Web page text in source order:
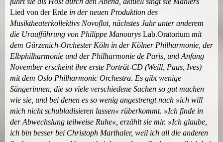
Lied von der Erde in der neuen Produktion des
Musiktheaterkollektivs Novoflot, nächstes Jahr unter anderem
die Uraufführung von Philippe Manourys Lab.Oratorium mit
dem Gürzenich-Orchester Köln in der Kölner Philharmonie, der
Elbphilharmonie und der Philharmonie de Paris, und Anfang
November erscheint ihre erste Porträt-CD (Weill, Paus, Ives)
mit dem Oslo Philharmonic Orchestra. Es gibt wenige
Sängerinnen, die so viele verschiedene Sachen so gut machen
wie sie, und bei denen es so wenig angestrengt nach »ich will
mich nicht schubladisieren lassen« rüberkommt. »Ich finde in
der Abwechslung teilweise Ruhe«, erzählt sie mir. »Ich glaube,
ich bin besser bei Christoph Marthaler, weil ich all die anderen